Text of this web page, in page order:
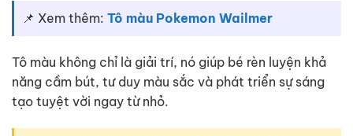
📌 Xem thêm: Tô màu Pokemon Wailmer
Tô màu không chỉ là giải trí, nó giúp bé rèn luyện khả
năng cầm bút, tư duy màu sắc và phát triển sự sáng
tạo tuyệt vời ngay từ nhỏ.